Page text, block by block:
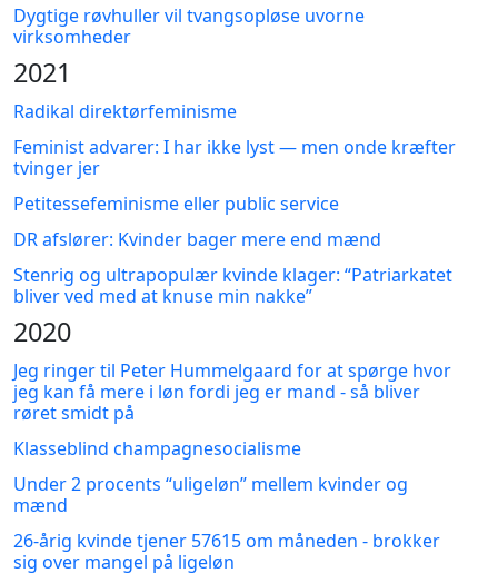
Dygtige røvhuller vil tvangsopløse uvorne
virksomheder
2021
Radikal direktørfeminisme
Feminist advarer: I har ikke lyst — men onde kræfter
tvinger jer
Petitessefeminisme eller public service
DR afslører: Kvinder bager mere end mænd
Stenrig og ultrapopulær kvinde klager: “Patriarkatet
bliver ved med at knuse min nakke”
2020
Jeg ringer til Peter Hummelgaard for at spørge hvor
jeg kan få mere i løn fordi jeg er mand - så bliver
røret smidt på
Klasseblind champagnesocialisme
Under 2 procents “uligeløn” mellem kvinder og
mænd
26-årig kvinde tjener 57615 om måneden - brokker
sig over mangel på ligeløn